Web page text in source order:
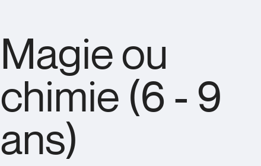
Magie ou
chimie (6 - 9
ans)